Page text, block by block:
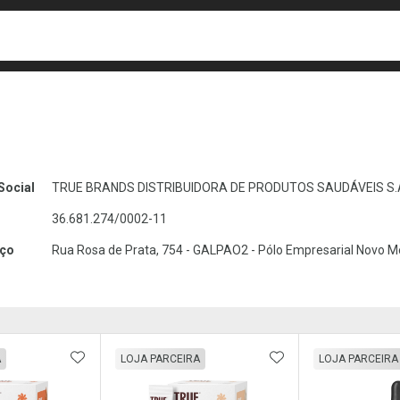
TRUE BRANDS DISTRIBUIDORA DE PRODUTOS SAUDÁVEIS
36.681.274/0002-11
Rua Rosa de Prata, 754 - GALPAO2 - Pólo Empresarial Novo
ADICIONAR AOS FAVORITOS
LOJA PARCEIRA ADICIONAR AOS
LOJA PARCEIRA